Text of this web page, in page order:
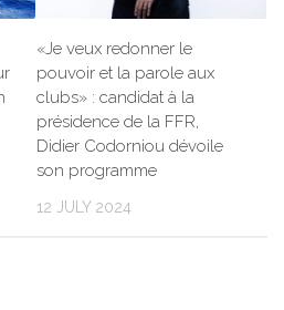
«Je veux redonner le
pouvoir et la parole aux
clubs» : candidat à la
présidence de la FFR,
Didier Codorniou dévoile
son programme
12 JULY 2024